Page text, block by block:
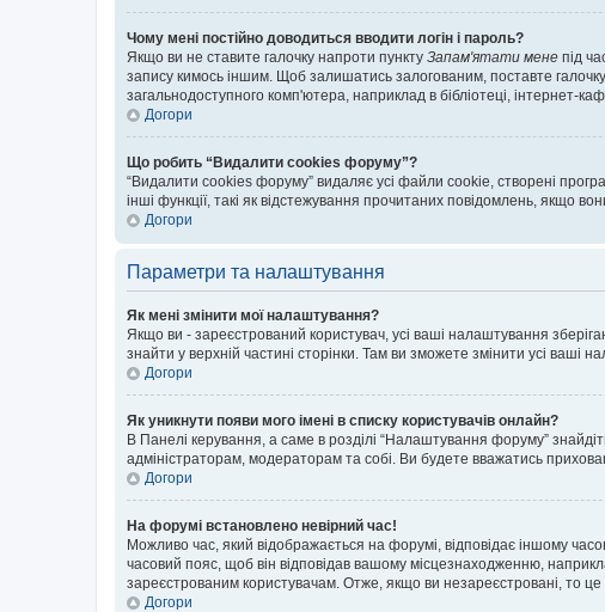
Чому мені постійно доводиться вводити логін і пароль?
Якщо ви не ставите галочку напроти пункту Запам'ятати мене під
запису кимось іншим. Щоб залишатись залогованим, поставте
загальнодоступного комп'ютера, наприклад в бібліотеці, інтернет-
Догори
Що робить “Видалити cookies форуму”?
“Видалити cookies форуму” видаляє усі файли cookie, створені
інші функції, такі як відстежування прочитаних повідомлень, якщо
Догори
Параметри та налаштування
Як мені змінити мої налаштування?
Якщо ви - зареєстрований користувач, усі ваші налаштування
знайти у верхній частині сторінки. Там ви зможете змінити усі ваші
Догори
Як уникнути появи мого імені в списку користувачів онлайн?
В Панелі керування, а саме в розділі “Налаштування форуму”
адміністраторам, модераторам та собі. Ви будете вважатись
Догори
На форумі встановлено невірний час!
Можливо час, який відображається на форумі, відповідає іншому
часовий пояс, щоб він відповідав вашому місцезнаходженню,
зареєстрованим користувачам. Отже, якщо ви незареєстровані, то
Догори